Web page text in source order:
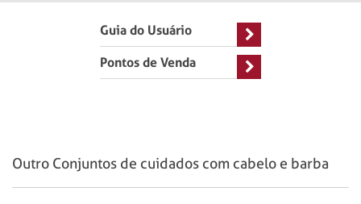
Guia do Usuário
Pontos de Venda
Outro Conjuntos de cuidados com cabelo e barba